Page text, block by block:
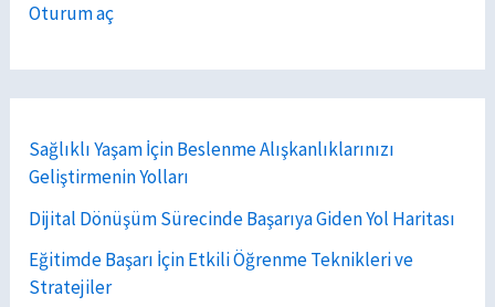
Oturum aç
Sağlıklı Yaşam İçin Beslenme Alışkanlıklarınızı
Geliştirmenin Yolları
Dijital Dönüşüm Sürecinde Başarıya Giden Yol Haritası
Eğitimde Başarı İçin Etkili Öğrenme Teknikleri ve
Stratejiler